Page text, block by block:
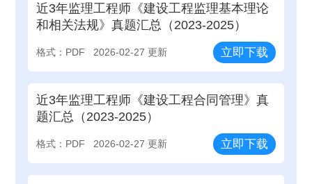
近3年监理工程师《建设工程监理基本理论
和相关法规》真题汇总（2023-2025）
格式：PDF 2026-02-27 更新 立即下载
近3年监理工程师《建设工程合同管理》真
题汇总（2023-2025）
格式：PDF 2026-02-27 更新 立即下载